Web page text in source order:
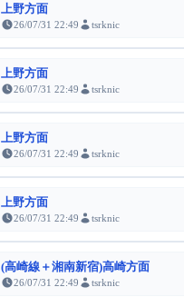
上野方面
26/07/31 22:49 tsrknic
上野方面
26/07/31 22:49 tsrknic
上野方面
26/07/31 22:49 tsrknic
上野方面
26/07/31 22:49 tsrknic
(高崎線＋湘南新宿)高崎方面
26/07/31 22:49 tsrknic